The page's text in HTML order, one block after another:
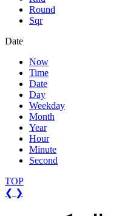
Round
Sqr
Date
Now
Time
Date
Day
Weekday
Month
Year
Hour
Minute
Second
TOP
❮ ❯